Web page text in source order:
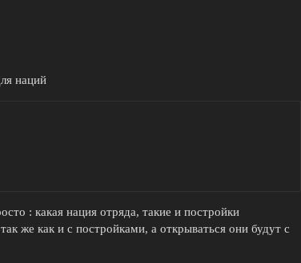
наций
: какая нация отряда, такие и постройки
же как и с постройками, а открываться они будут с